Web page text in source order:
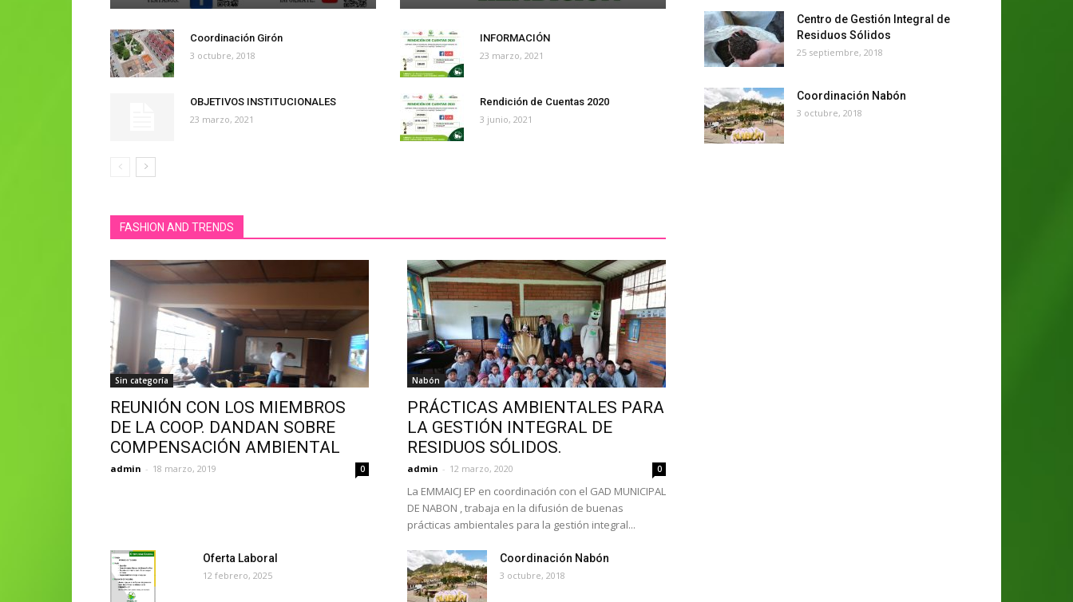
Coordinación Girón
3 octubre, 2018
INFORMACIÓN
23 marzo, 2021
OBJETIVOS INSTITUCIONALES
23 marzo, 2021
Rendición de Cuentas 2020
3 junio, 2021
FASHION AND TRENDS
Sin categoría
REUNIÓN CON LOS MIEMBROS
DE LA COOP. DANDAN SOBRE
COMPENSACIÓN AMBIENTAL
admin - 18 marzo, 2019 0
Nabón
PRÁCTICAS AMBIENTALES PARA
LA GESTIÓN INTEGRAL DE
RESIDUOS SÓLIDOS.
admin - 12 marzo, 2020 0
La EMMAICJ EP en coordinación con el GAD MUNICIPAL
DE NABON , trabaja en la difusión de buenas
prácticas ambientales para la gestión integral...
Oferta Laboral
12 febrero, 2025
Coordinación Nabón
3 octubre, 2018
Centro de Gestión Integral de
Residuos Sólidos
25 septiembre, 2018
Coordinación Nabón
3 octubre, 2018